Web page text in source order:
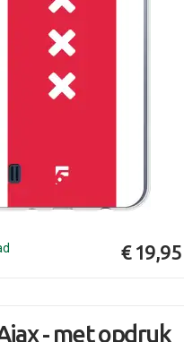
€ 19,95
- met opdruk